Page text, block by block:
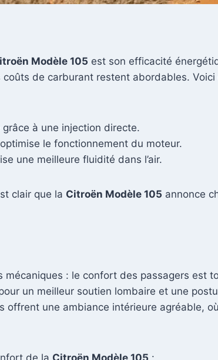
Modèle 105 est son efficacité
de carburant restent abordables.
à une injection directe.
le fonctionnement du moteur.
une meilleure fluidité dans l’air.
clair que la Citroën Modèle 105 annonce
mécaniques : le confort des passagers est
un meilleur soutien lombaire et une
offrent une ambiance intérieure agréable,
de la Citroën Modèle 105 :